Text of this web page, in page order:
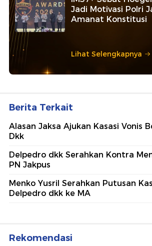
Jadi Motivasi Polri
Amanat Konstitusi
Lihat Selengkapnya
Berita Terkait
Alasan Jaksa Ajukan Kasasi Vonis
Dkk
Delpedro dkk Serahkan Kontra
PN Jakpus
Menko Yusril Serahkan Putusan
Delpedro dkk ke MA
Rekomendasi